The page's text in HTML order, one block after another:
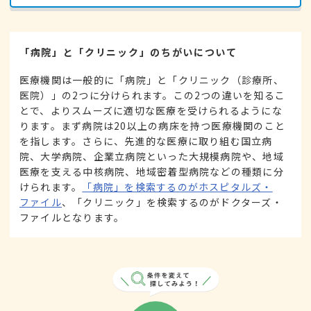
「病院」と「クリニック」のちがいについて
医療機関は一般的に「病院」と「クリニック（診療所、
医院）」の2つに分けられます。この2つの違いを知るこ
とで、よりスムーズに適切な医療を受けられるようにな
ります。まず病院は20以上の病床を持つ医療機関のこと
を指します。さらに、先進的な医療に取り組む国立病
院、大学病院、企業立病院といった大規模病院や、地域
医療を支える中核病院、地域密着型病院などの種類に分
けられます。
「病院」を検索するのがホスピタルズ・
ファイル、「クリニック」を検索するのがドクターズ・
ファイルとなります。